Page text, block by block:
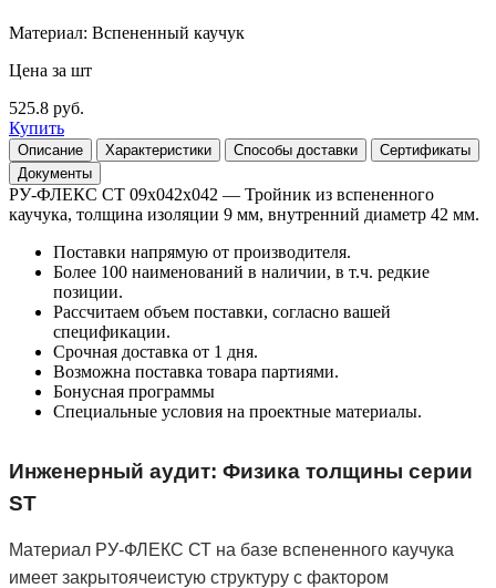
Материал: Вспененный каучук
Цена за шт
525.8 руб.
Купить
Описание Характеристики Способы доставки
Сертификаты
Документы
РУ-ФЛЕКС СТ 09х042х042 — Тройник из вспененного
каучука, толщина изоляции 9 мм, внутренний диаметр 42 мм.
Поставки напрямую от производителя.
Более 100 наименований в наличии, в т.ч. редкие
позиции.
Рассчитаем объем поставки, согласно вашей
спецификации.
Срочная доставка от 1 дня.
Возможна поставка товара партиями.
Бонусная программы
Специальные условия на проектные материалы.
Инженерный аудит: Физика толщины серии
ST
Материал РУ-ФЛЕКС СТ на базе вспененного каучука
имеет закрытоячеистую структуру с фактором